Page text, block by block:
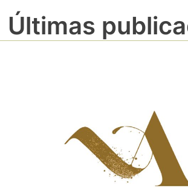
Últimas